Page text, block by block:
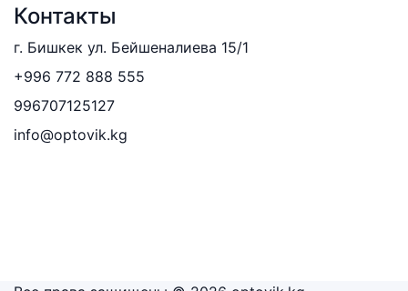
Контакты
г. Бишкек ул. Бейшеналиева 15/1
+996 772 888 555
996707125127
info@optovik.kg